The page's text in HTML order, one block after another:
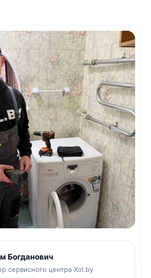
Богданович
сервисного центра Xol.by